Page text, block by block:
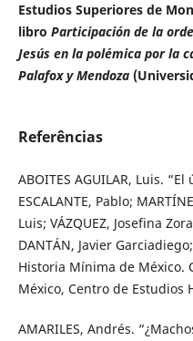
Estudios Superiores de
libro Participación de la
Jesús en la polémica por la
Palafox y Mendoza
Referências
ABOITES AGUILAR, Luis.
ESCALANTE, Pablo;
Luis; VÁZQUEZ, Josefina
DANTÁN, Javier
Historia Mínima de México.
México, Centro de Estudios
AMARILES, Andrés.